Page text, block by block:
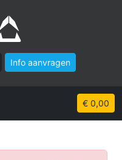
Info aanvragen
€ 0,00